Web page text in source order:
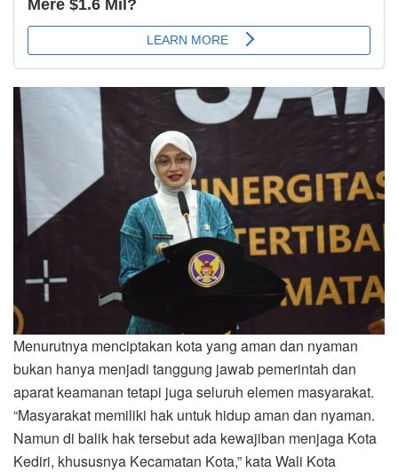
Menurutnya menciptakan kota yang aman dan nyaman
bukan hanya menjadi tanggung jawab pemerintah dan
aparat keamanan tetapi juga seluruh elemen masyarakat.
“Masyarakat memiliki hak untuk hidup aman dan nyaman.
Namun di balik hak tersebut ada kewajiban menjaga Kota
Kediri, khususnya Kecamatan Kota,” kata Wali Kota